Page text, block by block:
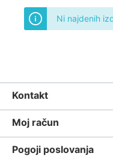
Ni najdenih
Kontakt
Moj račun
Pogoji poslovanja